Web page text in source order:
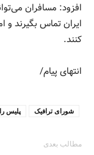
ایران تماس بگیرند و
کنند.
انتهای پیام/
پلیس شورای ترافیک
مطالب بعدی